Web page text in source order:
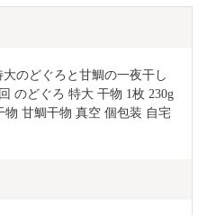
大のどぐろと甘鯛の一夜干し
のどぐろ 特大 干物 1枚 230g
物 甘鯛干物 真空 個包装 自宅